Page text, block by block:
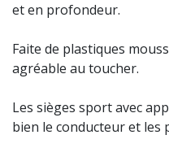
et en profondeur.
Faite de plastiques
agréable au toucher.
Les sièges sport avec
bien le conducteur et les